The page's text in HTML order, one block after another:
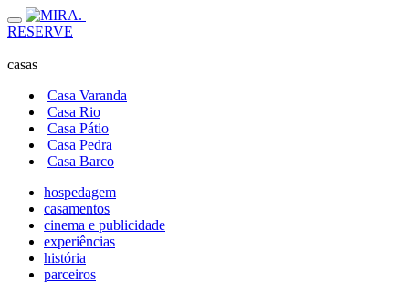
RESERVE
casas
Casa Varanda
Casa Rio
Casa Pátio
Casa Pedra
Casa Barco
hospedagem
casamentos
cinema e publicidade
experiências
história
parceiros